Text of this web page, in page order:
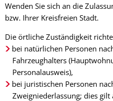
Wenden Sie sich an die
bzw. Ihrer Kreisfreien Stadt.
Die örtliche Zuständigkeit
bei natürlichen Personen
Fahrzeughalters
Personalausweis),
bei juristischen Personen
Zweigniederlassung; dies gilt